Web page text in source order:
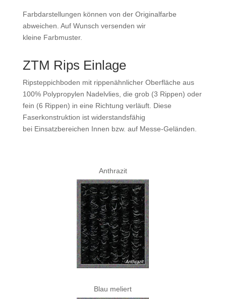
Farbdarstellungen können von der Originalfarbe
abweichen. Auf Wunsch versenden wir
kleine Farbmuster.
ZTM Rips Einlage
Ripsteppichboden mit rippenähnlicher Oberfläche aus
100% Polypropylen Nadelvlies, die grob (3 Rippen) oder
fein (6 Rippen) in eine Richtung verläuft. Diese
Faserkonstruktion ist widerstandsfähig
bei Einsatzbereichen Innen bzw. auf Messe-Geländen.
Anthrazit
Blau meliert